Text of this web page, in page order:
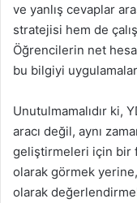
ve yanlış cevaplar
stratejisi hem de
Öğrencilerin net
bu bilgiyi
Unutulmamalıdır ki,
aracı değil, aynı
geliştirmeleri için bir
olarak görmek
olarak